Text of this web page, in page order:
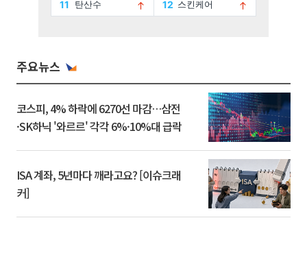
주요뉴스
코스피, 4% 하락에 6270선 마감…삼전
·SK하닉 '와르르' 각각 6%·10%대 급락
ISA 계좌, 5년마다 깨라고요? [이슈크래
커]